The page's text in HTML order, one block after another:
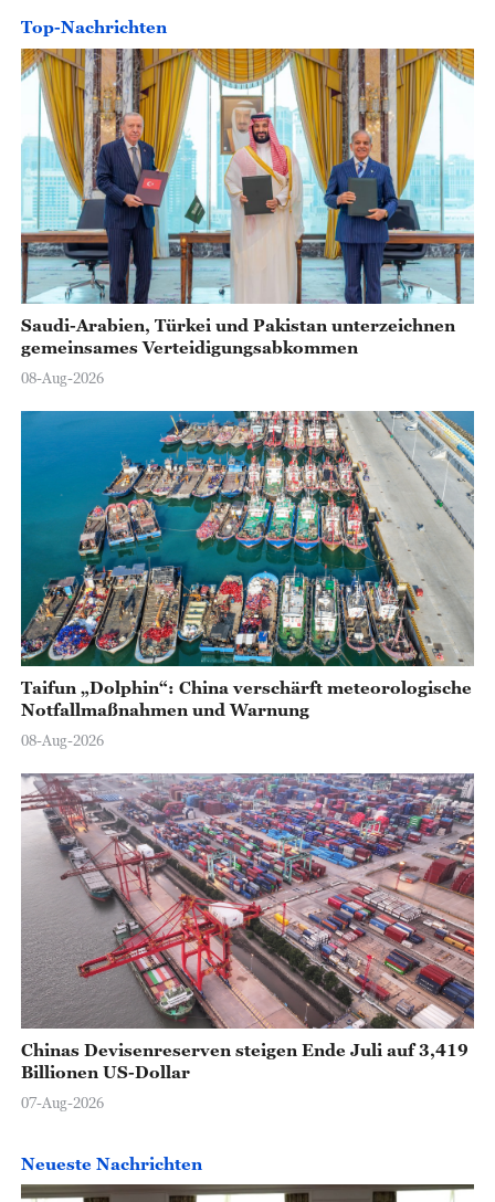
Top-Nachrichten
Saudi-Arabien, Türkei und Pakistan unterzeichnen
gemeinsames Verteidigungsabkommen
08-Aug-2026
Taifun „Dolphin“: China verschärft meteorologische
Notfallmaßnahmen und Warnung
08-Aug-2026
Chinas Devisenreserven steigen Ende Juli auf 3,419
Billionen US-Dollar
07-Aug-2026
Neueste Nachrichten